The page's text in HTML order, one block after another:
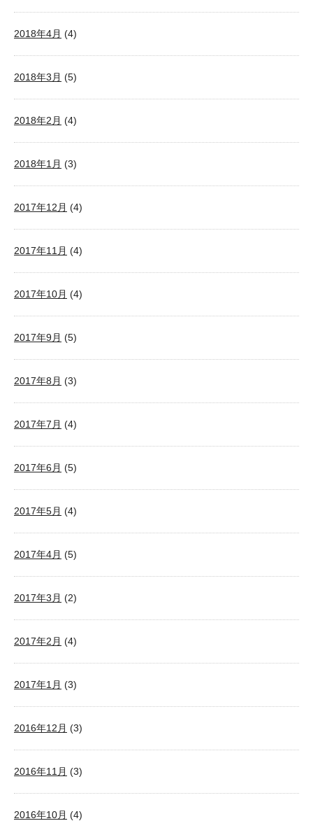
2018年4月 (4)
2018年3月 (5)
2018年2月 (4)
2018年1月 (3)
2017年12月 (4)
2017年11月 (4)
2017年10月 (4)
2017年9月 (5)
2017年8月 (3)
2017年7月 (4)
2017年6月 (5)
2017年5月 (4)
2017年4月 (5)
2017年3月 (2)
2017年2月 (4)
2017年1月 (3)
2016年12月 (3)
2016年11月 (3)
2016年10月 (4)